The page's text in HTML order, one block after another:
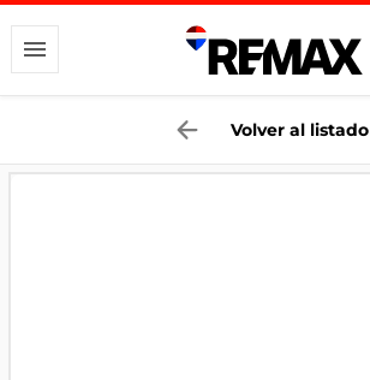
Volver al listado